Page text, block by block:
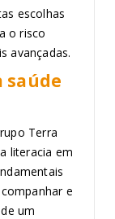
escolhas
o risco
avançadas.
saúde
Terra
literacia em
e
um